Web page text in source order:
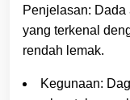
Penjelasan:
yang terkenal
rendah lemak.
Kegunaan: